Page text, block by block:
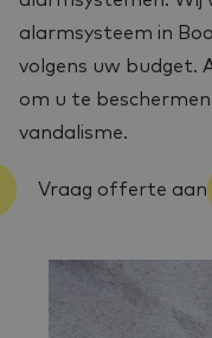
alarmsysteem in
volgens uw budget.
om u te
vandalisme.
Vraag offerte aan